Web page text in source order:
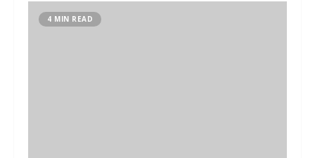
4 MIN READ